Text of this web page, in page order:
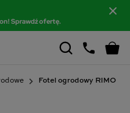
Sprawdź ofertę.
Fotel ogrodowy RIMO